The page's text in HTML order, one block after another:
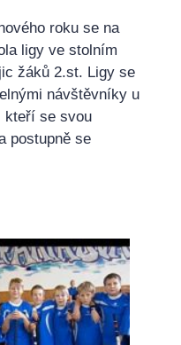
roku se na
ligy ve stolním
žáků 2.st. Ligy se
návštěvníky u
kteří se svou
postupně se